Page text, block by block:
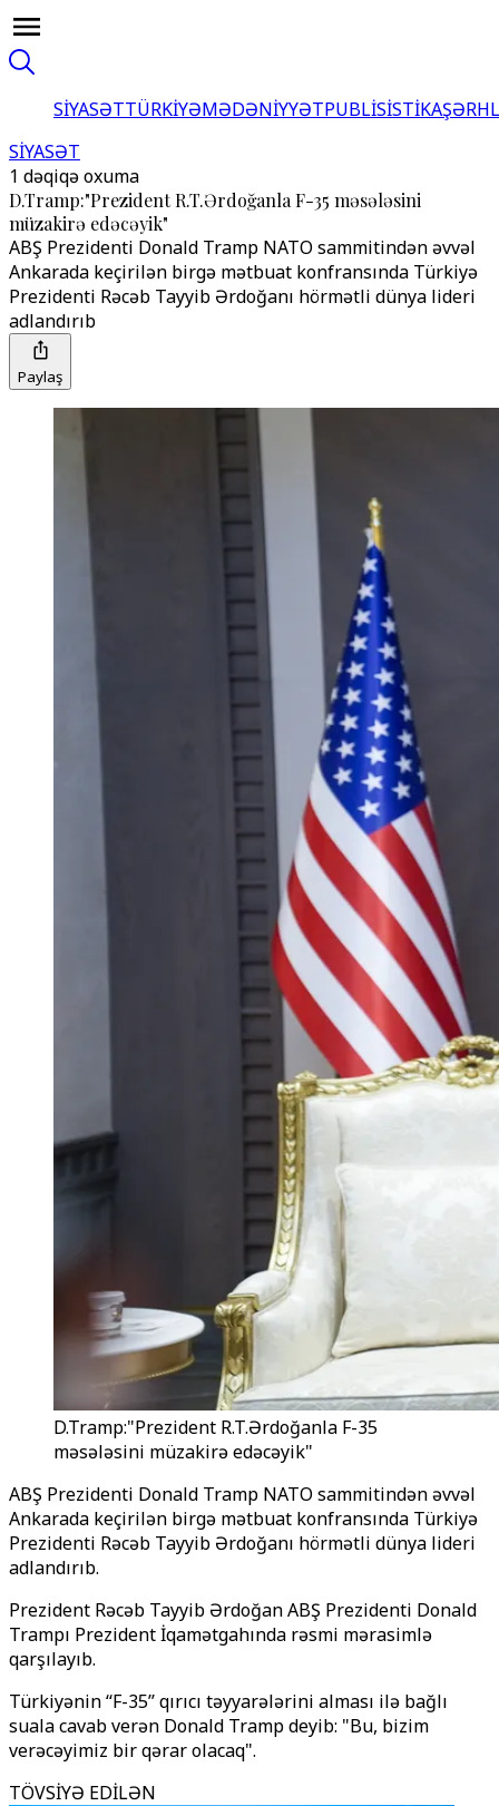
SİYASƏTTÜRKİYƏMƏDƏNİYYƏTPUBLİSİSTİKA
SİYASƏT
1 dəqiqə oxuma
D.Tramp:"Prezident R.T.Ərdoğanla F-35 məsələsini
müzakirə edəcəyik"
ABŞ Prezidenti Donald Tramp NATO sammitindən əvvəl
Ankarada keçirilən birgə mətbuat konfransında Türkiyə
Prezidenti Rəcəb Tayyib Ərdoğanı hörmətli dünya lideri
adlandırıb
Paylaş
D.Tramp:"Prezident R.T.Ərdoğanla F-35
məsələsini müzakirə edəcəyik"
ABŞ Prezidenti Donald Tramp NATO sammitindən əvvəl
Ankarada keçirilən birgə mətbuat konfransında Türkiyə
Prezidenti Rəcəb Tayyib Ərdoğanı hörmətli dünya lideri
adlandırıb.
Prezident Rəcəb Tayyib Ərdoğan ABŞ Prezidenti Donald
Trampı Prezident İqamətgahında rəsmi mərasimlə
qarşılayıb.
Türkiyənin ‘‘F-35’’ qırıcı təyyarələrini alması ilə bağlı
suala cavab verən Donald Tramp deyib: "Bu, bizim
verəcəyimiz bir qərar olacaq".
TÖVSİYƏ EDİLƏN